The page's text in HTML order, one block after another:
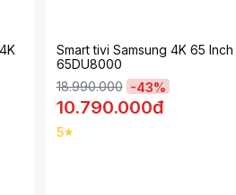
Smart tivi Samsung 4K 65 Inch
65DU8000
18.990.000 -43%
10.790.000đ
5